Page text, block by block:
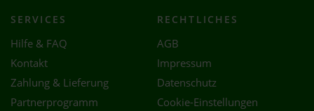
SERVICES
Hilfe & FAQ
Kontakt
Zahlung & Lieferung
Partnerprogramm
RECHTLICHES
AGB
Impressum
Datenschutz
Cookie-Einstellungen